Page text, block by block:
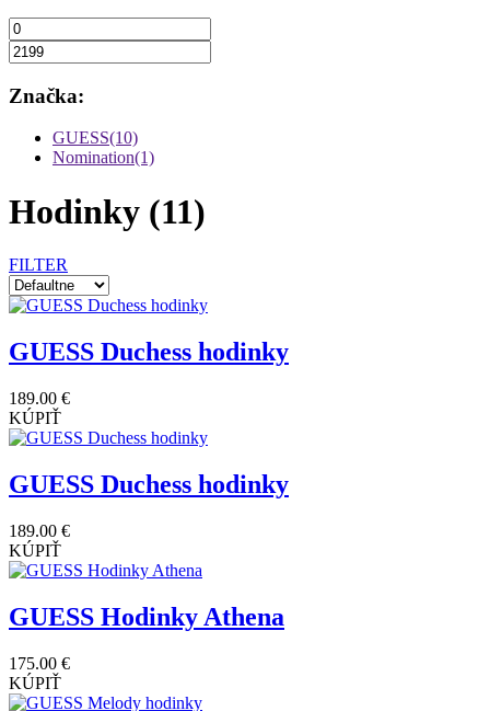
Značka:
GUESS(10)
Nomination(1)
Hodinky (11)
FILTER
GUESS Duchess hodinky
189.00 €
KÚPIŤ
GUESS Duchess hodinky
189.00 €
KÚPIŤ
GUESS Hodinky Athena
175.00 €
KÚPIŤ